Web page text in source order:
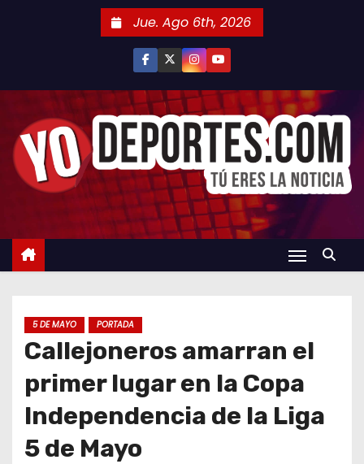
n
Jue. Ago 6th, 2026
5 DE MAYO PORTADA
Callejoneros amarran el
primer lugar en la Copa
Independencia de la Liga
5 de Mayo